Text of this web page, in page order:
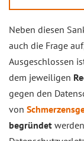
Neben diesen
auch die Frage
Ausgeschlossen
dem jeweiligen
gegen den
von
begründet